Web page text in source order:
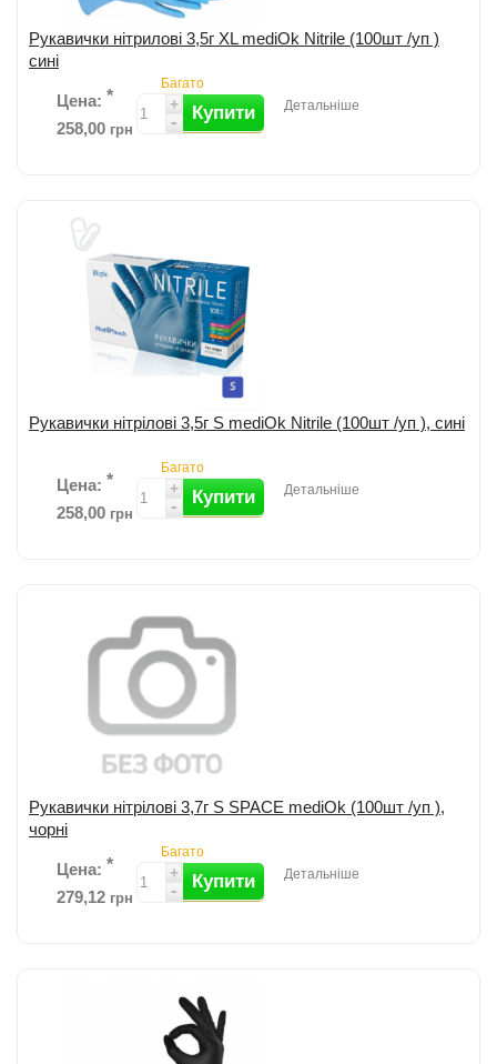
Рукавички нітрилові 3,5г XL mediOk Nitrile (100шт /уп )
сині
Цена: *
258,00 грн
Багато
+
- Купити Детальніше
Додати до порівняння
Рукавички нітрілові 3,5г S mediOk Nitrile (100шт /уп ), сині
Цена: *
258,00 грн
Багато
+
- Купити Детальніше
Додати до порівняння
Рукавички нітрілові 3,7г S SPACE mediOk (100шт /уп ),
чорні
Цена: *
279,12 грн
Багато
+
- Купити Детальніше